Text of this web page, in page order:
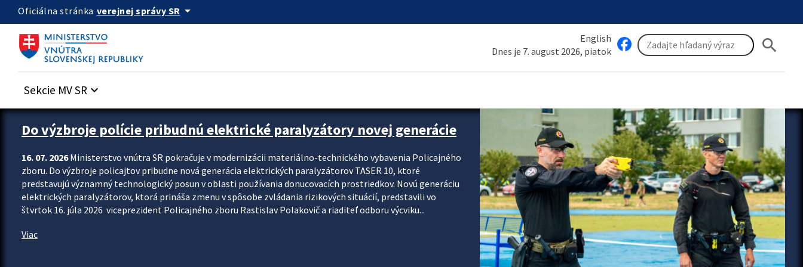
Preskocit na hlavný obsah
Oficiálna stránka verejnej správy SR arrow_drop_down
English
Dnes je 7. august 2026, piatok
search
Sekcie MV SR keyboard_arrow_down
Zastavit automatický posun upútavok
Do výzbroje polície pribudnú elektrické paralyzátory novej generácie
16. 07. 2026Ministerstvo vnútra SR pokračuje v modernizácii materiálno-technického vybavenia Policajného
zboru. Do výzbroje policajtov pribudne nová generácia elektrických paralyzátorov TASER 10, ktoré
predstavujú významný technologický posun v oblasti používania donucovacích prostriedkov. Novú generáciu
elektrických paralyzátorov, ktorá prináša zmenu v spôsobe zvládania rizikových situácií, predstavili vo
štvrtok 16. júla 2026 viceprezident Policajného zboru Rastislav Polakovič a riaditeľ odboru výcviku...
Viac